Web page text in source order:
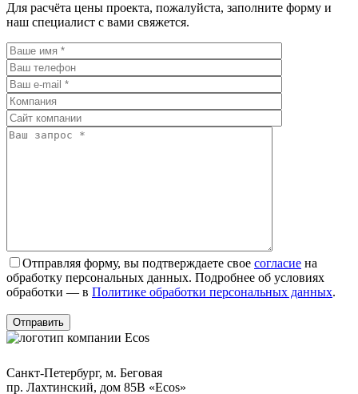
Для расчёта цены проекта, пожалуйста, заполните форму и
наш специалист с вами свяжется.
Отправляя форму, вы подтверждаете свое согласие на
обработку персональных данных. Подробнее об условиях
обработки — в Политике обработки персональных данных.
Санкт-Петербург, м. Беговая
пр. Лахтинский, дом 85В «Ecos»